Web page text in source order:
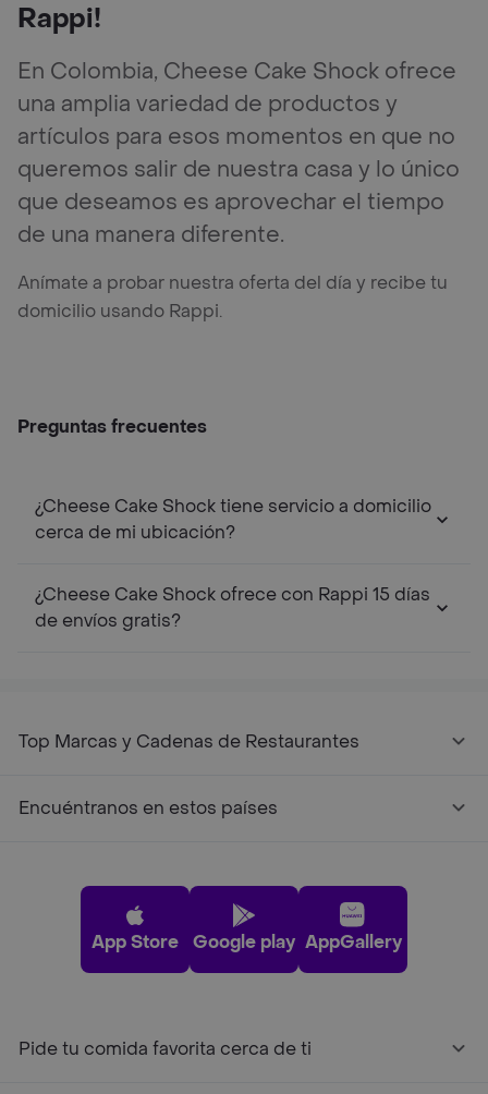
Rappi!
En Colombia, Cheese Cake Shock ofrece
una amplia variedad de productos y
artículos para esos momentos en que no
queremos salir de nuestra casa y lo único
que deseamos es aprovechar el tiempo
de una manera diferente.
Anímate a probar nuestra oferta del día y recibe tu
domicilio usando Rappi.
Preguntas frecuentes
¿Cheese Cake Shock tiene servicio a domicilio
cerca de mi ubicación?
¿Cheese Cake Shock ofrece con Rappi 15 días
de envíos gratis?
Top Marcas y Cadenas de Restaurantes
Encuéntranos en estos países
App Store Google play AppGallery
Pide tu comida favorita cerca de ti